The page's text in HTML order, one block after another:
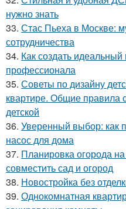
нужно знать
33. Стас Пьеха в Москве:
сотрудничества
34. Как создать идеальный
профессионала
35. Советы по дизайну
квартире. Общие правила
детской
36. Уверенный выбор: как
насос для дома
37. Планировка огорода
совместить сад и огород
38. Новостройка без
39. Однокомнатная